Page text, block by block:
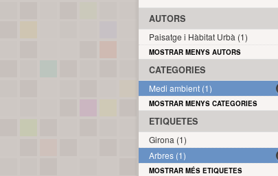
AUTORS
Paisatge i Hàbitat Urbà (1)
MOSTRAR MENYS AUTORS
CATEGORIES
Medi ambient (1)
MOSTRAR MENYS CATEGORIES
ETIQUETES
Girona (1)
Arbres (1)
MOSTRAR MÉS ETIQUETES